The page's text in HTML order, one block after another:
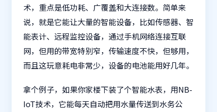
术，重点是低功耗、广覆盖和大连接数。简单来
说，就是它能让大量的智能设备，比如传感器、智
能表计、远程监控设备，通过手机网络连接互联
网，但用的带宽特别窄，传输速度不快，但够用，
而且这玩意耗电非常少，设备的电池能用好几年。
拿个例子，如果你家楼下装了个智能水表，用NB-
IoT技术，它能每天自动把用水量传送到水务公